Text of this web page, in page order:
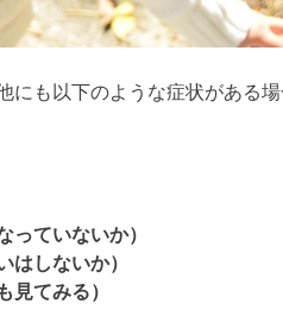
にも以下のような症状がある
っていないか）
はしないか）
見てみる）